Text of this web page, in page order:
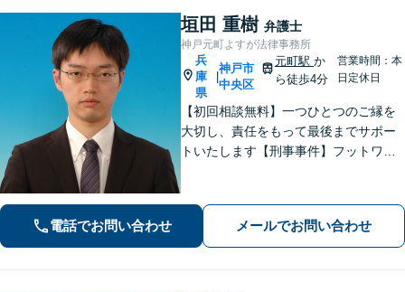
垣田 重樹 弁護士
神戸元町よすが法律事務所
兵
庫
県
神戸市
中央区
元町駅 か
ら徒歩4分
営業時間：本
日定休日
【初回相談無料】一つひとつのご縁を
大切し、責任をもって最後までサポー
トいたします【刑事事件】フットワー
題】経済面やお子さまの将来を見据
え、納得できる解決策を提案【元町駅4
分】
電話でお問い合わせ メールでお問い合わせ